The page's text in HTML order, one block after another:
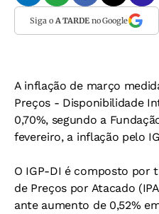
Siga o A TARDEno Google
A inflação de março
Preços - Disponibilidade
0,70%, segundo a
fevereiro, a inflação pelo
O IGP-DI é composto por
de Preços por Atacado
ante aumento de 0,52%